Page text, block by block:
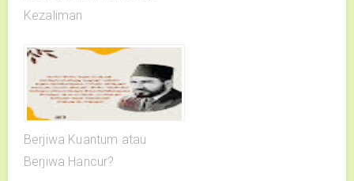
Kezaliman
Berjiwa Kuantum atau
Berjiwa Hancur?